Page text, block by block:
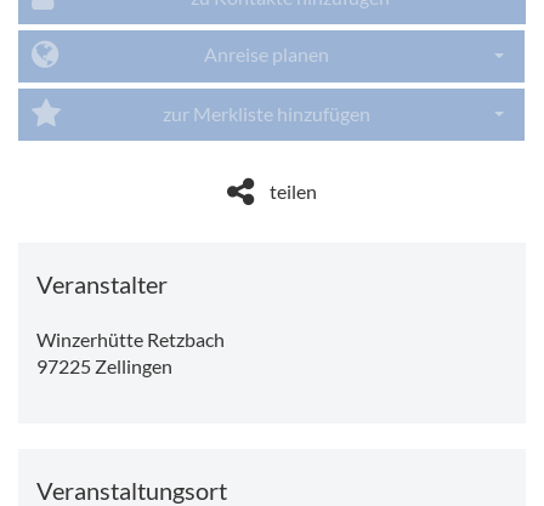
Anreise planen
zur Merkliste hinzufügen
teilen
Veranstalter
Winzerhütte Retzbach
97225 Zellingen
Veranstaltungsort